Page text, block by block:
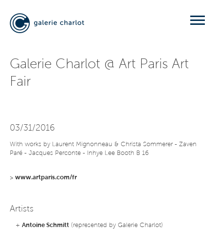
Galerie Charlot @ Art Paris Art
Fair
03/31/2016
With works by Laurent Mignonneau & Christa Sommerer - Zaven
Paré - Jacques Perconte - Inhye Lee Booth B 16
> www.artparis.com/fr
Artists
+ Antoine Schmitt (represented by Galerie Charlot)